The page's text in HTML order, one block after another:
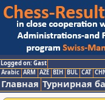
Logged on: Gast
Arabic ARM AZE BIH BUL CAT
Главная Турнирная